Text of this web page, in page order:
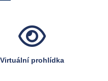
Virtuální prohlídka